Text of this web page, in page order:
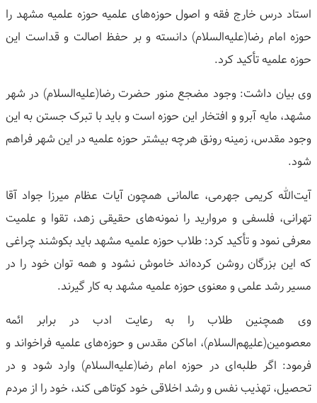
استاد درس خارج فقه و اصول حوزه‌های علمیه حوزه علمیه مشهد را
حوزه امام رضا(علیه‌السلام) دانسته و بر حفظ اصالت و قداست این
حوزه علمیه تأکید کرد.
وی بیان داشت: وجود مضجع منور حضرت رضا(علیه‌السلام) در شهر
مشهد، مایه آبرو و افتخار این حوزه است و باید با تبرک جستن به این
وجود مقدس، زمینه رونق هرچه بیشتر حوزه علمیه در این شهر فراهم
شود.
آیت‌الله کریمی جهرمی، عالمانی همچون آیات عظام میرزا جواد آقا
تهرانی، فلسفی و مروارید را نمونه‌های حقیقی زهد، تقوا و علمیت
معرفی نمود و تأکید کرد: طلاب حوزه علمیه مشهد باید بکوشند چراغی
که این بزرگان روشن کرده‌اند خاموش نشود و همه توان خود را در
مسیر رشد علمی و معنوی حوزه علمیه مشهد به کار گیرند.
وی همچنین طلاب را به رعایت ادب در برابر ائمه
معصومین(علیهم‌السلام)، اماکن مقدس و حوزه‌های علمیه فراخواند و
فرمود: اگر طلبه‌ای در حوزه امام رضا(علیه‌السلام) وارد شود و در
تحصیل، تهذیب نفس و رشد اخلاقی خود کوتاهی کند، خود را از مردم